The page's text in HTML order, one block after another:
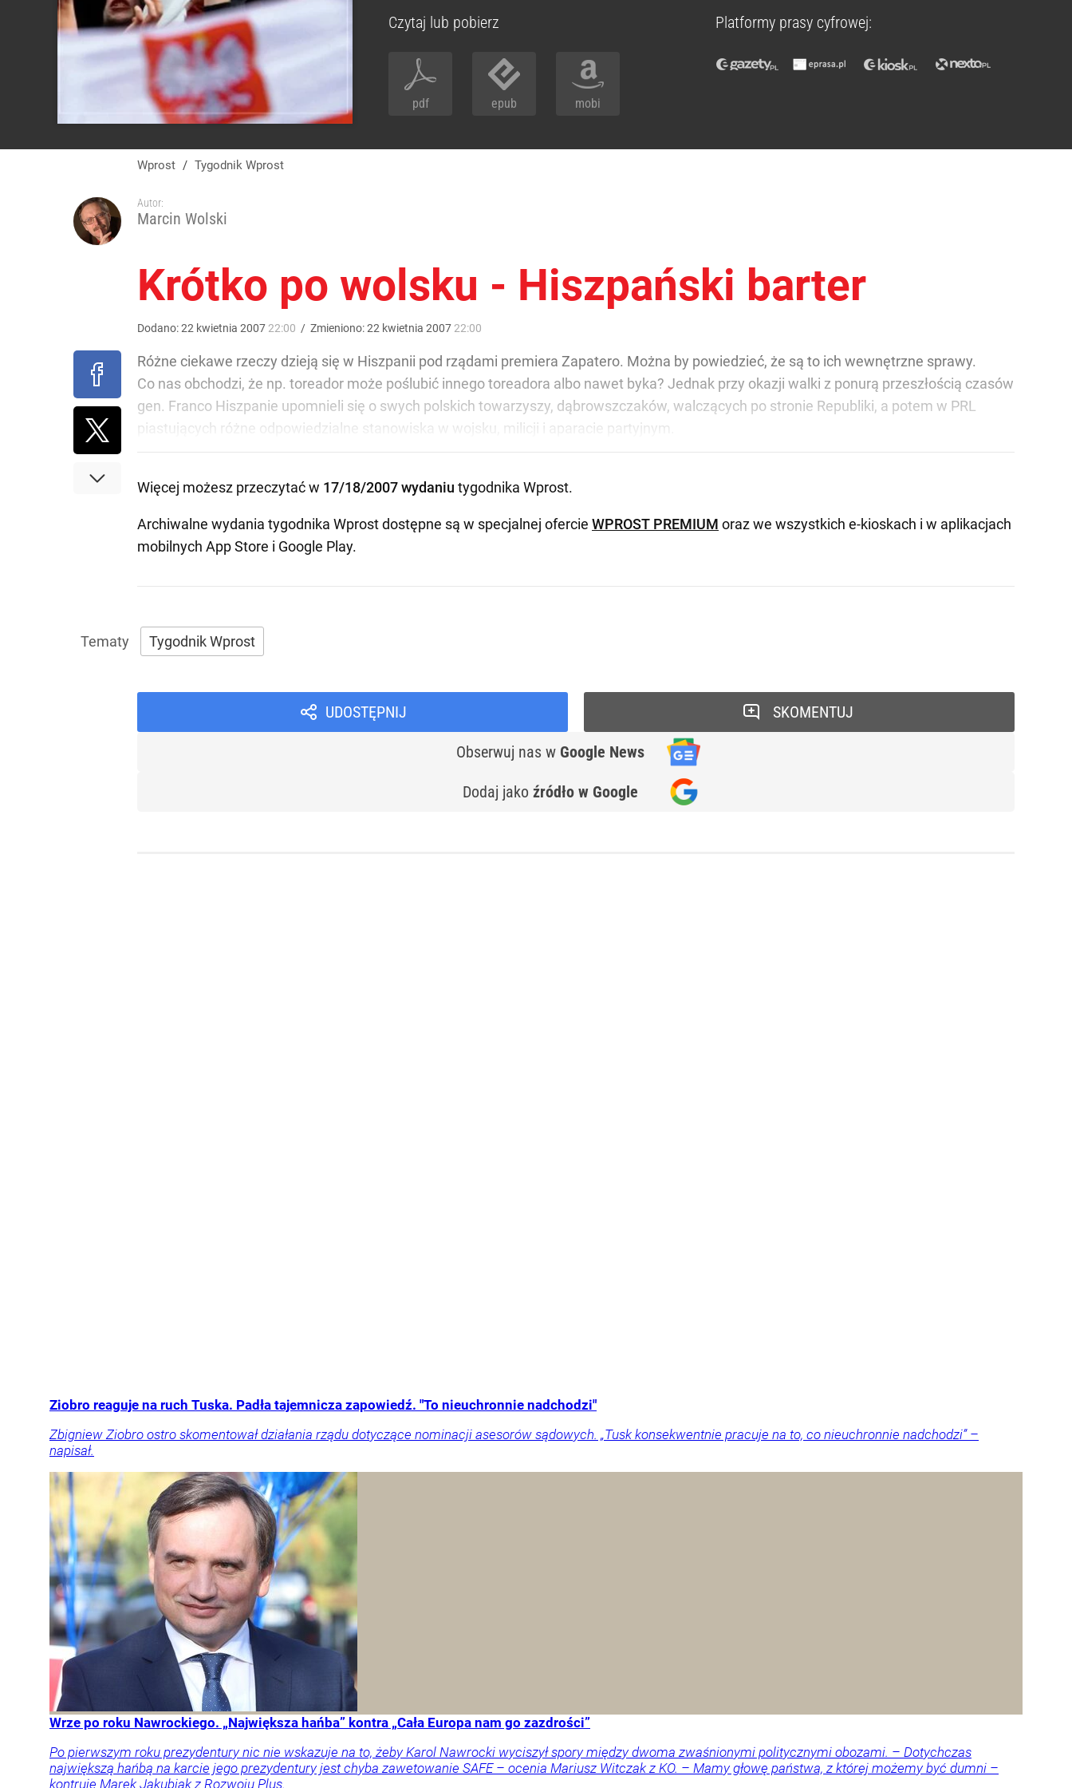
Czytaj lub pobierz
pdf epub mobi
Platformy prasy cyfrowej:
Wprost / Tygodnik Wprost
Autor:
Marcin Wolski
Krótko po wolsku - Hiszpański barter
Dodano:22 kwietnia 2007 22:00 / Zmieniono:22 kwietnia 2007 22:00
Różne ciekawe rzeczy dzieją się w Hiszpanii pod rządami premiera Zapatero. Można by powiedzieć, że są to ich wewnętrzne sprawy.
Co nas obchodzi, że np. toreador może poślubić innego toreadora albo nawet byka? Jednak przy okazji walki z ponurą przeszłością czasów
gen. Franco Hiszpanie upomnieli się o swych polskich towarzyszy, dąbrowszczaków, walczących po stronie Republiki, a potem w PRL
piastujących różne odpowiedzialne stanowiska w wojsku, milicji i aparacie partyjnym.
Więcej możesz przeczytać w 17/18/2007 wydaniu tygodnika Wprost.
Archiwalne wydania tygodnika Wprost dostępne są w specjalnej ofercie WPROST PREMIUM oraz we wszystkich e-kioskach i w aplikacjach
mobilnych App Store i Google Play.
Tygodnik Wprost
UDOSTĘPNIJ
Obserwuj nas w Google News
Dodaj jako źródło w Google
SKOMENTUJ
Ziobro reaguje na ruch Tuska. Padła tajemnicza zapowiedź. "To nieuchronnie nadchodzi"
Zbigniew Ziobro ostro skomentował działania rządu dotyczące nominacji asesorów sądowych. „Tusk konsekwentnie pracuje na to, co nieuchronnie nadchodzi” –
napisał.
Wrze po roku Nawrockiego. „Największa hańba” kontra „Cała Europa nam go zazdrości”
Po pierwszym roku prezydentury nic nie wskazuje na to, żeby Karol Nawrocki wyciszył spory między dwoma zwaśnionymi politycznymi obozami. – Dotychczas
największą hańbą na karcie jego prezydentury jest chyba zawetowanie SAFE – ocenia Mariusz Witczak z KO. – Mamy głowę państwa, z której możemy być dumni –
kontruje Marek Jakubiak z Rozwoju Plus.